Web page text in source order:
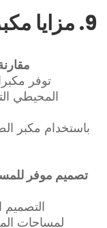
9. مزايا مكبرات الصوت
توفر
المحيطي
باستخدام مكبر
تصميم موفر
التصميم
لمساحات